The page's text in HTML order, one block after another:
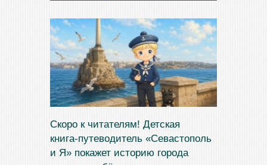
Скоро к читателям! Детская
книга‑путеводитель «Севастополь
и Я» покажет историю города